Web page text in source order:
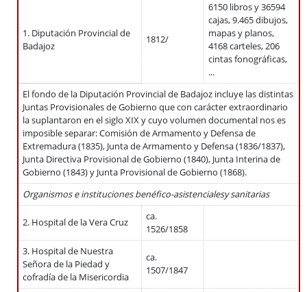
1. Diputación Provincial de
Badajoz
1812/
6150 libros y 36594
cajas, 9.465 dibujos,
mapas y planos,
4168 carteles, 206
cintas fonográficas,
...
El fondo de la Diputación Provincial de Badajoz incluye las distintas
Juntas Provisionales de Gobierno que con carácter extraordinario
la suplantaron en el siglo XIX y cuyo volumen documental nos es
imposible separar: Comisión de Armamento y Defensa de
Extremadura (1835), Junta de Armamento y Defensa (1836/1837),
Junta Directiva Provisional de Gobierno (1840), Junta Interina de
Gobierno (1843) y Junta Provisional de Gobierno (1868).
Organismos e instituciones benéfico-asistencialesy sanitarias
2. Hospital de la Vera Cruz
ca.
1526/1858
3. Hospital de Nuestra
Señora de la Piedad y
cofradía de la Misericordia
ca.
1507/1847